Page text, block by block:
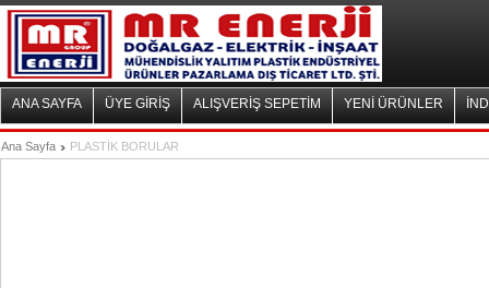
ANA SAYFA ÜYE GİRİŞ ALIŞVERİŞ SEPETİM YENİ ÜRÜNLER
Ana Sayfa PLASTİK BORULAR